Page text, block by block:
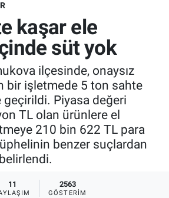
kaşar ele
süt yok
ilçesinde, onaysız
bir işletmede 5 ton sahte
geçirildi. Piyasa değeri
TL olan ürünlere el
210 bin 622 TL para
benzer suçlardan
11 2563
GÖSTERIM
Evreni
Durumu ve Fikstür